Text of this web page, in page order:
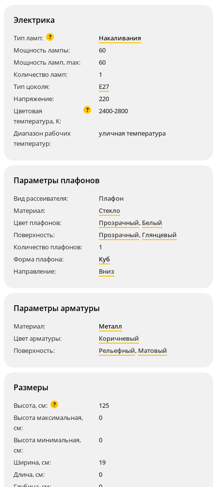
Электрика
Тип ламп: ?
Накаливания
Мощность лампы:
60
Мощность ламп, max:
60
Количество ламп:
1
Тип цоколя:
E27
Напряжение:
220
Цветовая
температура, K:
? 2400-2800
Диапазон рабочих
температур:
уличная температура
Параметры плафонов
Вид рассеивателя:
Плафон
Материал:
Стекло
Цвет плафонов:
Прозрачный, Белый
Поверхность:
Прозрачный, Глянцевый
Количество плафонов:
1
Форма плафона:
Куб
Направление:
Вниз
Параметры арматуры
Материал:
Металл
Цвет арматуры:
Коричневый
Поверхность:
Рельефный, Матовый
Размеры
Высота, см: ?
125
Высота максимальная,
см:
0
Высота минимальная,
см:
0
Ширина, см:
19
Длина, см:
0